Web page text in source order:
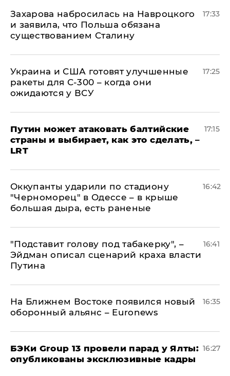
​Захарова набросилась на Навроцкого
и заявила, что Польша обязана
существованием Сталину
17:33
Украина и США готовят улучшенные
ракеты для С-300 – когда они
ожидаются у ВСУ
17:25
Путин может атаковать балтийские
страны и выбирает, как это сделать, –
LRT
17:15
Оккупанты ударили по стадиону
"Черноморец" в Одессе – в крыше
большая дыра, есть раненые
16:42
​"Подставит голову под табакерку", –
Эйдман описал сценарий краха власти
Путина
16:41
На Ближнем Востоке появился новый
оборонный альянс – Euronews
16:35
​БЭКи Group 13 провели парад у Ялты:
опубликованы эксклюзивные кадры
16:27